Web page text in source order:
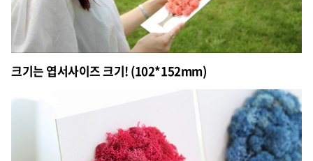
크기는 엽서사이즈 크기! (102*152mm)